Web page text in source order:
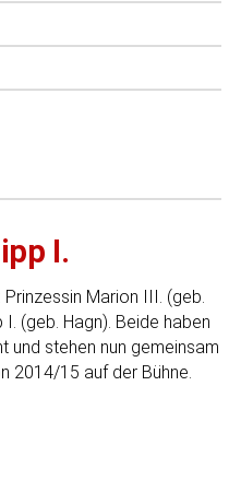
I.
Marion III. (geb.
I. (geb. Hagn). Beide haben
und stehen nun gemeinsam
2014/15 auf der Bühne.